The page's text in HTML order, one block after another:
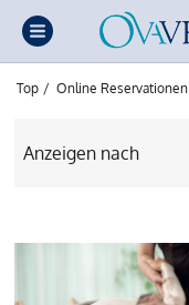
Top / Online Reservationen
Anzeigen nach